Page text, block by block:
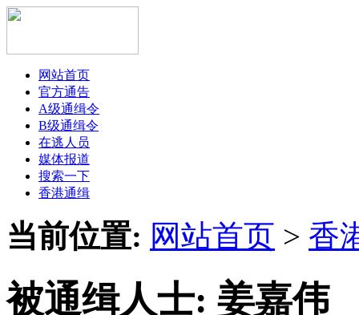
网站首页
官方通告
A级通缉令
B级通缉令
在逃人员
媒体报道
搜索一下
香港通缉
当前位置: 网站首页 > 香
被通缉人士: 姜嘉伟